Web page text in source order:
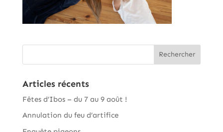
Articles récents
Fêtes d’Ibos – du 7 au 9 août !
Annulation du feu d’artifice